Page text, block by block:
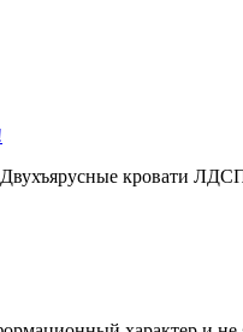
Двухъярусные кровати